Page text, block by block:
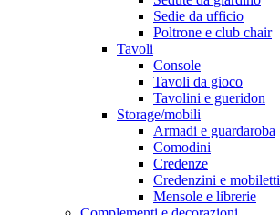
Sedie da ufficio
Poltrone e club chair
Tavoli
Console
Tavoli da gioco
Tavolini e gueridon
Storage/mobili
Armadi e guardaroba
Comodini
Credenze
Credenzini e mobiletti
Mensole e librerie